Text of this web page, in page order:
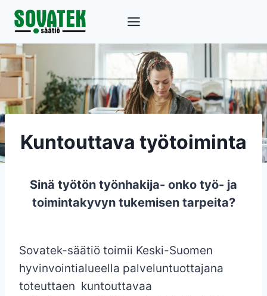
Siirry
sisältöön
Kuntouttava työtoiminta
Sinä työtön työnhakija- onko työ- ja
toimintakyvyn tukemisen tarpeita?
Sovatek-säätiö toimii Keski-Suomen
hyvinvointialueella palveluntuottajana
toteuttaen kuntouttavaa